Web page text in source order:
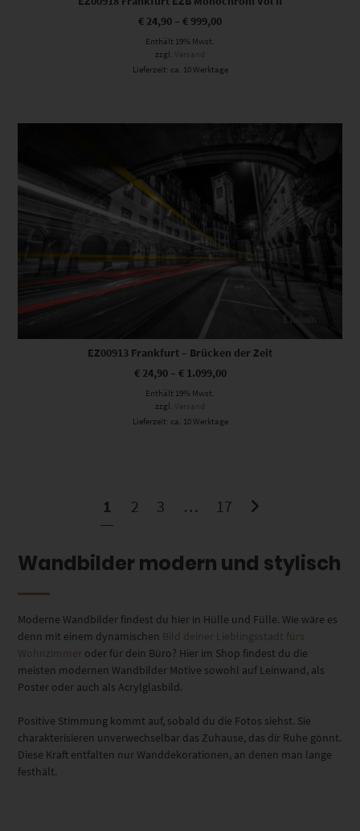
€ 24,90 – € 999,00
Enthält 19% Mwst.
zzgl. Versand
Lieferzeit: ca. 10 Werktage
Dieses Produkt weist mehrere Varianten auf. Die Optionen können auf der Produktseite gewählt werden
EZ00913 Frankfurt – Brücken der Zeit
€24,90– €1.099,00
Enthält 19% Mwst.
zzgl. Versand
Lieferzeit: ca. 10 Werktage
1 2 3 … 17
Wandbilder modern und stylisch
Moderne Wandbilder findest du hier in Hülle und Fülle. Wie wäre es
denn mit einem dynamischen Bild deiner Lieblingsstadt fürs
Wohnzimmer oder für dein Büro? Hier im Shop findest du die
meisten modernen Wandbilder Motive sowohl auf Leinwand, als
Poster oder auch als Acrylglasbild.
Positive Stimmung kommt auf, sobald du die Fotos siehst. Sie
charakterisieren unverwechselbar das Zuhause, das dir Ruhe gönnt.
Diese Kraft entfalten nur Wanddekorationen, an denen man lange
festhält.